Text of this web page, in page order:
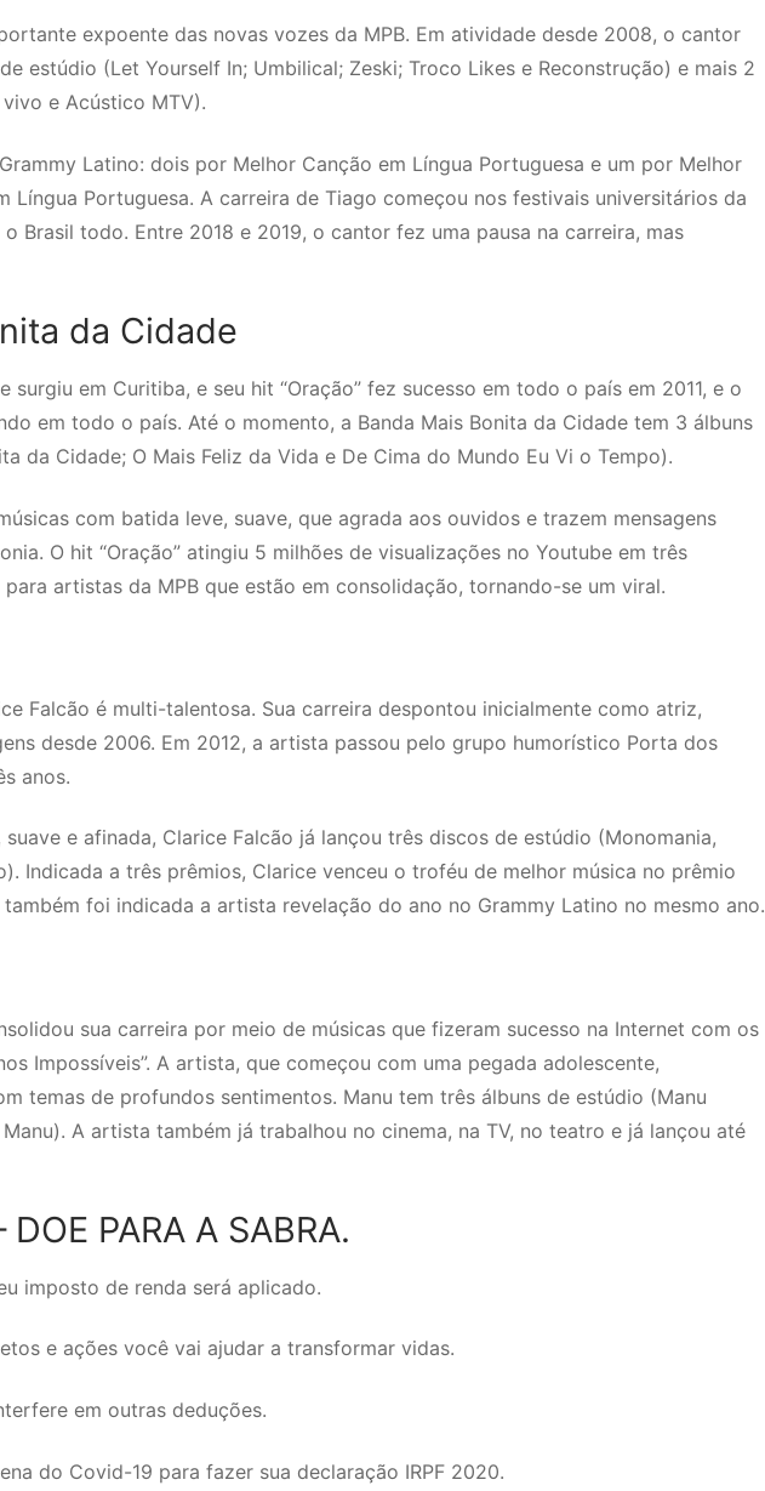
expoente das novas vozes da MPB. Em atividade desde 2008, o cantor
estúdio (Let Yourself In; Umbilical; Zeski; Troco Likes e Reconstrução) e mais 2
e Acústico MTV).
Latino: dois por Melhor Canção em Língua Portuguesa e um por Melhor
Língua Portuguesa. A carreira de Tiago começou nos festivais universitários da
o Brasil todo. Entre 2018 e 2019, o cantor fez uma pausa na carreira, mas
da Cidade
surgiu em Curitiba, e seu hit “Oração” fez sucesso em todo o país em 2011, e o
em todo o país. Até o momento, a Banda Mais Bonita da Cidade tem 3 álbuns
da Cidade; O Mais Feliz da Vida e De Cima do Mundo Eu Vi o Tempo).
com batida leve, suave, que agrada aos ouvidos e trazem mensagens
O hit “Oração” atingiu 5 milhões de visualizações no Youtube em três
artistas da MPB que estão em consolidação, tornando-se um viral.
Falcão é multi-talentosa. Sua carreira despontou inicialmente como atriz,
desde 2006. Em 2012, a artista passou pelo grupo humorístico Porta dos
anos.
e afinada, Clarice Falcão já lançou três discos de estúdio (Monomania,
Indicada a três prêmios, Clarice venceu o troféu de melhor música no prêmio
foi indicada a artista revelação do ano no Grammy Latino no mesmo ano.
sua carreira por meio de músicas que fizeram sucesso na Internet com os
Impossíveis”. A artista, que começou com uma pegada adolescente,
temas de profundos sentimentos. Manu tem três álbuns de estúdio (Manu
A artista também já trabalhou no cinema, na TV, no teatro e já lançou até
PARA A SABRA.
imposto de renda será aplicado.
e ações você vai ajudar a transformar vidas.
em outras deduções.
do Covid-19 para fazer sua declaração IRPF 2020.